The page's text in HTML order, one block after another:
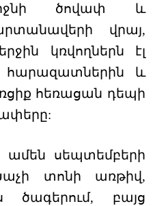
իջնի ծովափ և
վրայ,
կռվողներն էլ
հարազատներին և
հեռացան դեպի
ամեն սեպտեմբերի
տոնի առթիվ,
ծագերում, բայց